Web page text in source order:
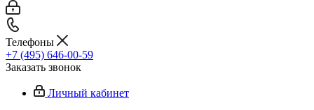
Телефоны
+7 (495) 646-00-59
Заказать звонок
Личный кабинет